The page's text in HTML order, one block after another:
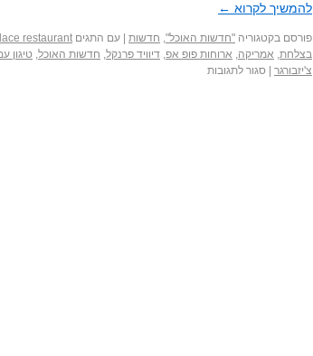
להמשיך לקרוא ←
פורסם בקטגוריה "חדשות האוכל", חדשות עם התגים restaurant
בצלחת, אמריקה, ארוחות פופ אפ, דיוויד פרנקל, חדשות האוכל, טיגון
צ'יזבורגר
סגור לתגובות